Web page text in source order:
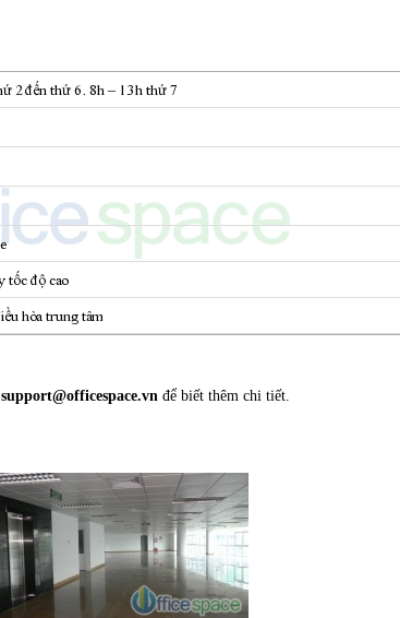
support@officespace.vn để biết thêm chi tiết.